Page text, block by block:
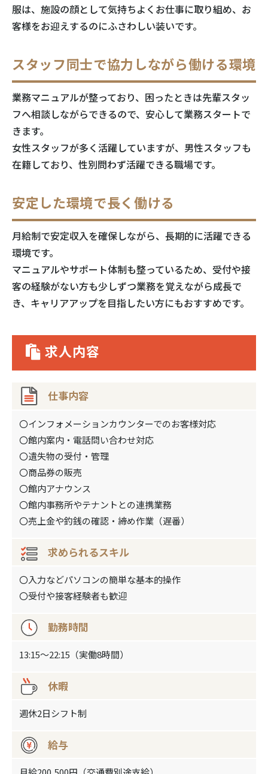
服は、施設の顔として気持ちよくお仕事に取り組め、お
客様をお迎えするのにふさわしい装いです。
スタッフ同士で協力しながら働ける環境
業務マニュアルが整っており、 困ったときは先輩スタッ
フへ相談しながらできるので、 安心して業務スタートで
きます。
女性スタッフが多く活躍していますが、男性スタッフも
在籍しており、性別問わず活躍できる職場です。
安定した環境で長く働ける
月給制で安定収入を確保しながら、長期的に活躍できる
環境です。
マニュアルやサポート体制も整っているため、受付や接
客の経験がない方も少しずつ業務を覚えながら成長で
き、キャリアアップを目指したい方にもおすすめです。
求人内容
仕事内容
〇インフォメーションカウンターでのお客様対応
〇館内案内・電話問い合わせ対応
〇遺失物の受付・管理
〇商品券の販売
〇館内アナウンス
〇館内事務所やテナントとの連携業務
〇売上金や釣銭の確認・締め作業（遅番）
求められるスキル
〇入力などパソコンの簡単な基本的操作
〇受付や接客経験者も歓迎
勤務時間
13:15～22:15（実働8時間）
休暇
週休2日シフト制
給与